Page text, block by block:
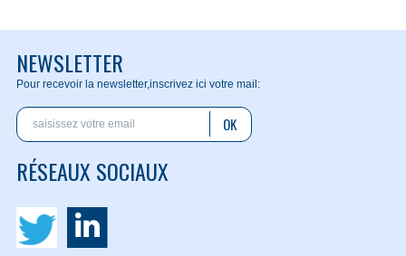
NEWSLETTER
Pour recevoir la newsletter,inscrivez ici votre mail:
OK
RÉSEAUX SOCIAUX